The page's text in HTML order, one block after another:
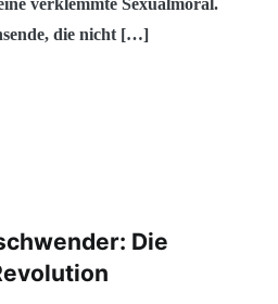
verklemmte Sexualmoral.
die nicht […]
Die